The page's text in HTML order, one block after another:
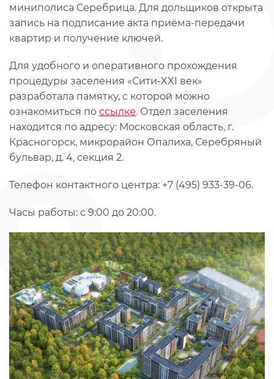
миниполиса Серебрица. Для дольщиков открыта
запись на подписание акта приёма-передачи
квартир и получение ключей.
Для удобного и оперативного прохождения
процедуры заселения «Сити-XXI век»
разработала памятку, с которой можно
ознакомиться по ссылке. Отдел заселения
находится по адресу: Московская область, г.
Красногорск, микрорайон Опалиха, Серебряный
бульвар, д. 4, секция 2.
Телефон контактного центра: +7 (495) 933-39-06.
Часы работы: с 9:00 до 20:00.